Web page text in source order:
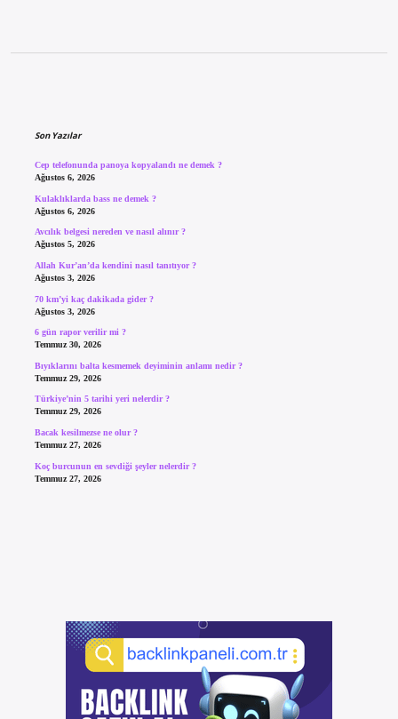
Son Yazılar
Cep telefonunda panoya kopyalandı ne demek ?
Ağustos 6, 2026
Kulaklıklarda bass ne demek ?
Ağustos 6, 2026
Avcılık belgesi nereden ve nasıl alınır ?
Ağustos 5, 2026
Allah Kur’an’da kendini nasıl tanıtıyor ?
Ağustos 3, 2026
70 km’yi kaç dakikada gider ?
Ağustos 3, 2026
6 gün rapor verilir mi ?
Temmuz 30, 2026
Bıyıklarını balta kesmemek deyiminin anlamı nedir ?
Temmuz 29, 2026
Türkiye’nin 5 tarihi yeri nelerdir ?
Temmuz 29, 2026
Bacak kesilmezse ne olur ?
Temmuz 27, 2026
Koç burcunun en sevdiği şeyler nelerdir ?
Temmuz 27, 2026